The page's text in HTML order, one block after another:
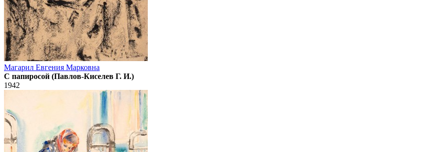
Магарил Евгения Марковна
С папиросой (Павлов-Киселев Г. И.)
1942